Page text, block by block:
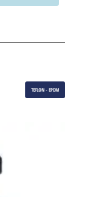
TEFLON - EPDM